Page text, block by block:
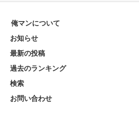
俺マンについて
お知らせ
最新の投稿
過去のランキング
検索
お問い合わせ